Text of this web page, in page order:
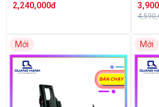
2,240,000đ
Mới Mới